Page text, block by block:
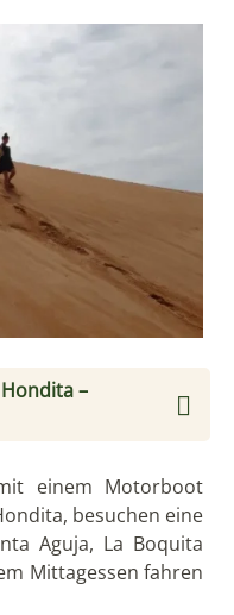
–
einem Motorboot
besuchen eine
Aguja, La Boquita
Mittagessen fahren